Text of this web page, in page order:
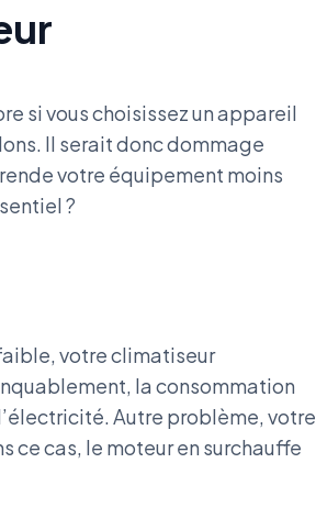
si vous choisissez un appareil
Il serait donc dommage
votre équipement moins
?
votre climatiseur
la consommation
Autre problème, votre
ce cas, le moteur en surchauffe